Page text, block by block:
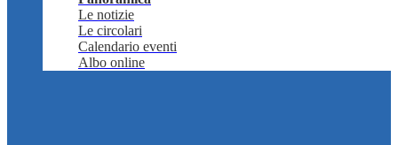
Le notizie
Le circolari
Calendario eventi
Albo online